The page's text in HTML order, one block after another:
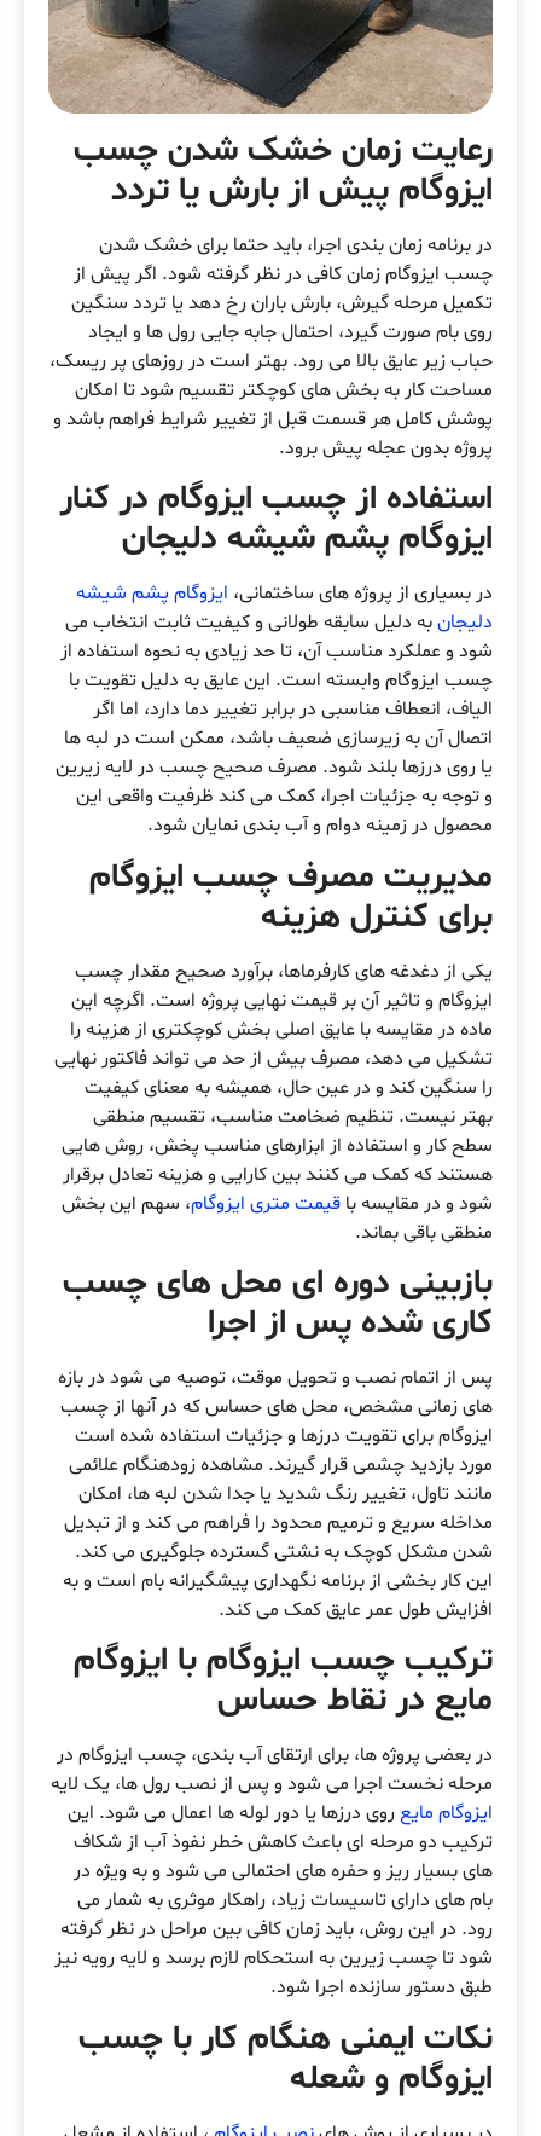
رعایت زمان خشک شدن چسب
ایزوگام پیش از بارش یا تردد
در برنامه زمان بندی اجرا، باید حتما برای خشک شدن
چسب ایزوگام زمان کافی در نظر گرفته شود. اگر پیش از
تکمیل مرحله گیرش، بارش باران رخ دهد یا تردد سنگین
روی بام صورت گیرد، احتمال جابه جایی رول ها و ایجاد
حباب زیر عایق بالا می رود. بهتر است در روزهای پر ریسک،
مساحت کار به بخش های کوچکتر تقسیم شود تا امکان
پوشش کامل هر قسمت قبل از تغییر شرایط فراهم باشد و
پروژه بدون عجله پیش برود.
استفاده از چسب ایزوگام در کنار
ایزوگام پشم شیشه دلیجان
در بسیاری از پروژه های ساختمانی، ایزوگام پشم شیشه
دلیجانبه دلیل سابقه طولانی و کیفیت ثابت انتخاب می
شود و عملکرد مناسب آن، تا حد زیادی به نحوه استفاده از
چسب ایزوگام وابسته است. این عایق به دلیل تقویت با
الیاف، انعطاف مناسبی در برابر تغییر دما دارد، اما اگر
اتصال آن به زیرسازی ضعیف باشد، ممکن است در لبه ها
یا روی درزها بلند شود. مصرف صحیح چسب در لایه زیرین
و توجه به جزئیات اجرا، کمک می کند ظرفیت واقعی این
محصول در زمینه دوام و آب بندی نمایان شود.
مدیریت مصرف چسب ایزوگام
برای کنترل هزینه
یکی از دغدغه های کارفرماها، برآورد صحیح مقدار چسب
ایزوگام و تاثیر آن بر قیمت نهایی پروژه است. اگرچه این
ماده در مقایسه با عایق اصلی بخش کوچکتری از هزینه را
تشکیل می دهد، مصرف بیش از حد می تواند فاکتور نهایی
را سنگین کند و در عین حال، همیشه به معنای کیفیت
بهتر نیست. تنظیم ضخامت مناسب، تقسیم منطقی
سطح کار و استفاده از ابزارهای مناسب پخش، روش هایی
هستند که کمک می کنند بین کارایی و هزینه تعادل برقرار
شود و در مقایسه با قیمت متری ایزوگام، سهم این بخش
منطقی باقی بماند.
بازبینی دوره ای محل های چسب
کاری شده پس از اجرا
پس از اتمام نصب و تحویل موقت، توصیه می شود در بازه
های زمانی مشخص، محل های حساس که در آنها از چسب
ایزوگام برای تقویت درزها و جزئیات استفاده شده است
مورد بازدید چشمی قرار گیرند. مشاهده زودهنگام علائمی
مانند تاول، تغییر رنگ شدید یا جدا شدن لبه ها، امکان
مداخله سریع و ترمیم محدود را فراهم می کند و از تبدیل
شدن مشکل کوچک به نشتی گسترده جلوگیری می کند.
این کار بخشی از برنامه نگهداری پیشگیرانه بام است و به
افزایش طول عمر عایق کمک می کند.
ترکیب چسب ایزوگام با ایزوگام
مایع در نقاط حساس
در بعضی پروژه ها، برای ارتقای آب بندی، چسب ایزوگام در
مرحله نخست اجرا می شود و پس از نصب رول ها، یک لایه
ایزوگام مایعروی درزها یا دور لوله ها اعمال می شود. این
ترکیب دو مرحله ای باعث کاهش خطر نفوذ آب از شکاف
های بسیار ریز و حفره های احتمالی می شود و به ویژه در
بام های دارای تاسیسات زیاد، راهکار موثری به شمار می
رود. در این روش، باید زمان کافی بین مراحل در نظر گرفته
شود تا چسب زیرین به استحکام لازم برسد و لایه رویه نیز
طبق دستور سازنده اجرا شود.
نکات ایمنی هنگام کار با چسب
ایزوگام و شعله